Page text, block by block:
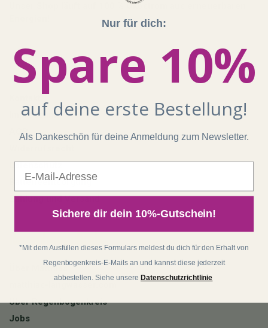
Unser Shop läuft auf 100 % Ökostrom aus erneuerbaren
Shop
Impressum
AGB
Datenschutz
Batterieentsorgung
Zahlung und Versand
Regenbogenkreis
Über Matthias
Über Regenbogenkreis
Jobs
Nur für dich:
Spare 10%
auf deine erste Bestellung!
Als Dankeschön für deine Anmeldung zum Newsletter.
Sichere dir dein 10%-Gutschein!
*Mit dem Ausfüllen dieses Formulars meldest du dich für den Erhalt von
Regenbogenkreis-E-Mails an und kannst diese jederzeit
abbestellen. Siehe unsere Datenschutzrichtlinie